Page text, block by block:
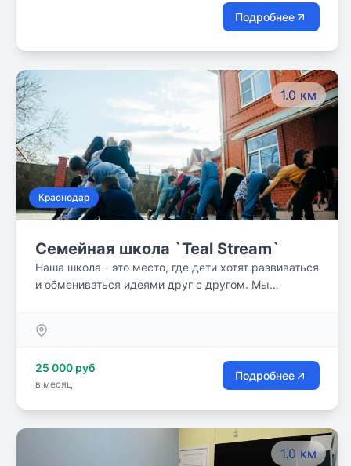
Подробнее
1.0 км
Краснодар
Семейная школа `Teal Stream`
Наша школа - это место, где дети хотят развиваться
и обмениваться идеями друг с другом. Мы
среды обучения, в которой развивается
открытиям.
25 000 руб
в месяц
Подробнее
1.0 км